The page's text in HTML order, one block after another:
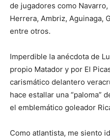
de jugadores como
Herrera, Ambriz, Aguinaga,
entre otros.
Imperdible la anécdota de
propio Matador y por El
carismático delantero
hace estallar una “paloma”
el emblemático goleador
Como atlantista, me siento